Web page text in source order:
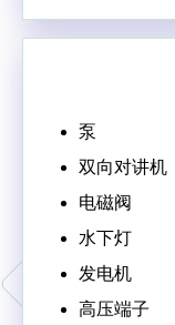
泵
双向对讲机
电磁阀
水下灯
发电机
高压端子